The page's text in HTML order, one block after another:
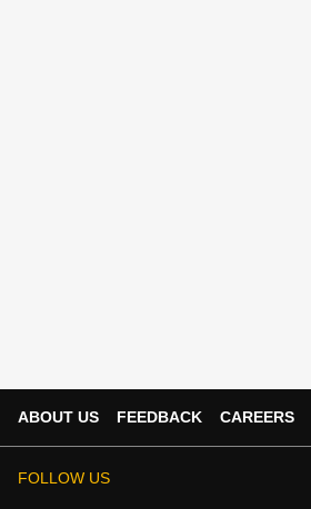
ABOUT US FEEDBACK CAREERS
FOLLOW US